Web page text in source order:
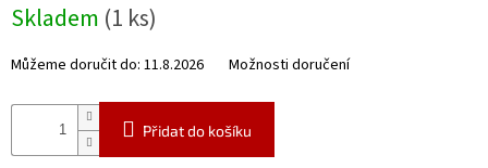
Přihlášení
Skladem (1 ks)
Můžeme doručit do: 11.8.2026 Možnosti doručení
Přidat do košíku